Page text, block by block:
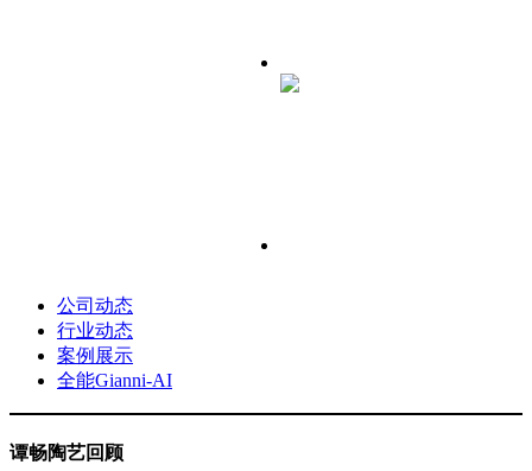
公司动态
行业动态
案例展示
全能Gianni-AI
谭畅陶艺回顾